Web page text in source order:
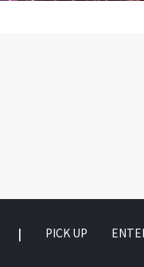
良くなったと思う。自
GHTER」は、韓国で
PICK UP